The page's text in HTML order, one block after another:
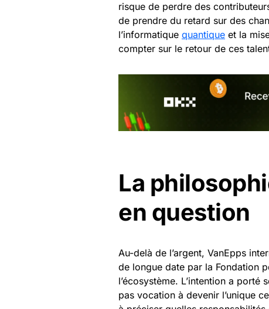
risque de perdre des
de prendre du retard sur des
l’informatique quantique et la
compter sur le retour de ces
La
en question
Au-delà de l’argent, VanEpps
de longue date par la Fondation
l’écosystème. L’intention a porté
pas vocation à devenir l’unique